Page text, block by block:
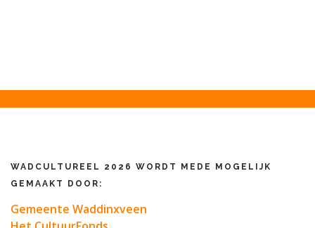
WADCULTUREEL 2026 WORDT MEDE MOGELIJK
GEMAAKT DOOR:
Gemeente Waddinxveen